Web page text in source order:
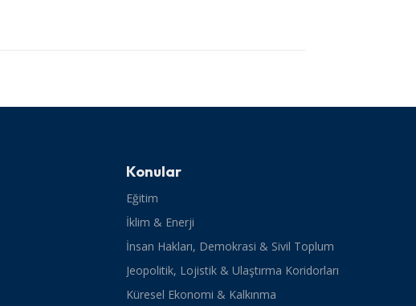
Konular
Eğitim
İklim & Enerji
İnsan Hakları, Demokrasi & Sivil Toplum
Jeopolitik, Lojistik & Ulaştırma Koridorları
Küresel Ekonomi & Kalkınma